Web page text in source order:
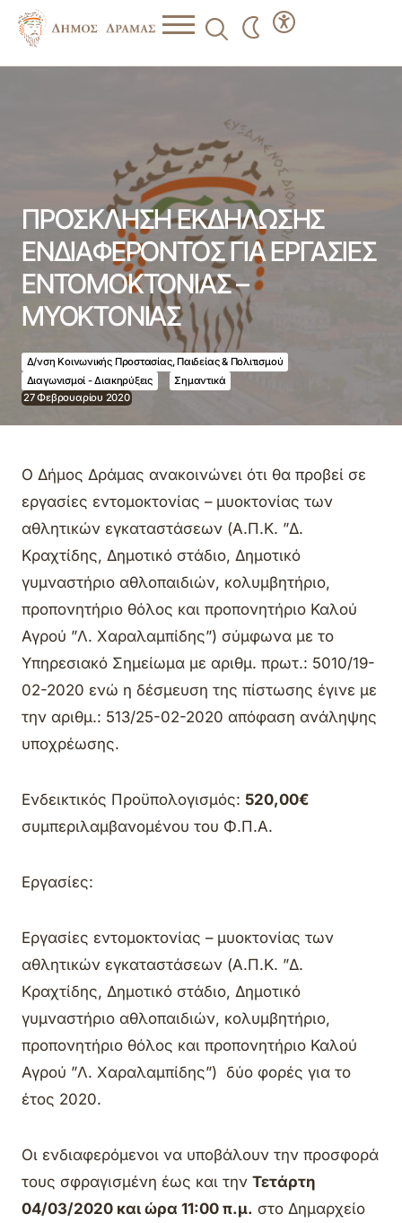
ΠΡΟΣΚΛΗΣΗ ΕΚΔΗΛΩΣΗΣ
ΕΝΔΙΑΦΕΡΟΝΤΟΣ ΓΙΑ ΕΡΓΑΣΙΕΣ
ΕΝΤΟΜΟΚΤΟΝΙΑΣ –
ΜΥΟΚΤΟΝΙΑΣ
Δ/νση Κοινωνικής Προστασίας, Παιδείας & Πολιτισμού
Διαγωνισμοί - Διακηρύξεις
Σημαντικά
27 Φεβρουαρίου 2020
Ο Δήμος Δράμας ανακοινώνει ότι θα προβεί σε
εργασίες εντομοκτονίας – μυοκτονίας των
αθλητικών εγκαταστάσεων (Α.Π.Κ. ”Δ.
Κραχτίδης, Δημοτικό στάδιο, Δημοτικό
γυμναστήριο αθλοπαιδιών, κολυμβητήριο,
προπονητήριο θόλος και προπονητήριο Καλού
Αγρού ”Λ. Χαραλαμπίδης”) σύμφωνα με το
Υπηρεσιακό Σημείωμα με αριθμ. πρωτ.: 5010/19-
02-2020 ενώ η δέσμευση της πίστωσης έγινε με
την αριθμ.: 513/25-02-2020 απόφαση ανάληψης
υποχρέωσης.
Ενδεικτικός Προϋπολογισμός: 520,00€
συμπεριλαμβανομένου του Φ.Π.Α.
Εργασίες:
Εργασίες εντομοκτονίας – μυοκτονίας των
αθλητικών εγκαταστάσεων (Α.Π.Κ. ”Δ.
Κραχτίδης, Δημοτικό στάδιο, Δημοτικό
γυμναστήριο αθλοπαιδιών, κολυμβητήριο,
προπονητήριο θόλος και προπονητήριο Καλού
Αγρού ”Λ. Χαραλαμπίδης”) δύο φορές για το
έτος 2020.
Οι ενδιαφερόμενοι να υποβάλουν την προσφορά
τους σφραγισμένη έως και την Τετάρτη
04/03/2020 και ώρα 11:00 π.μ. στο Δημαρχείο